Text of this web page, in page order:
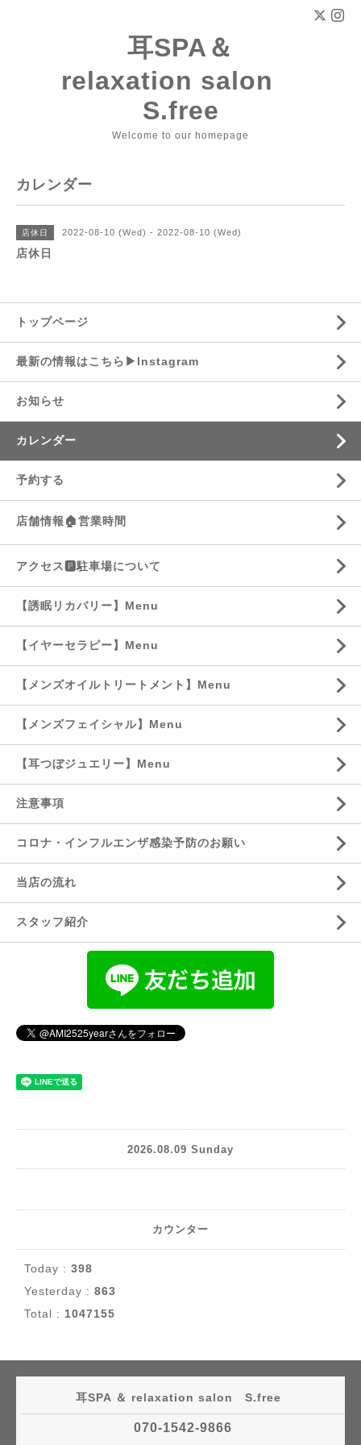
耳SPA＆
relaxation salon
S.free
Welcome to our homepage
カレンダー
店休日 2022-08-10 (Wed) - 2022-08-10 (Wed)
店休日
トップページ
最新の情報はこちら▶︎Instagram
お知らせ
カレンダー
予約する
店舗情報🏠営業時間
アクセス🅿️駐車場について
【誘眠リカバリー】Menu
【イヤーセラピー】Menu
【メンズオイルトリートメント】Menu
【メンズフェイシャル】Menu
【耳つぼジュエリー】Menu
注意事項
コロナ・インフルエンザ感染予防のお願い
当店の流れ
スタッフ紹介
2026.08.09 Sunday
カウンター
Today : 398
Yesterday : 863
Total : 1047155
耳SPA ＆ relaxation salon S.free
070-1542-9866